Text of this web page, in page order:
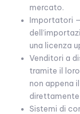
mercato.
Importatori
una licenza
Venditori a
tramite il
non appena
Sistemi di